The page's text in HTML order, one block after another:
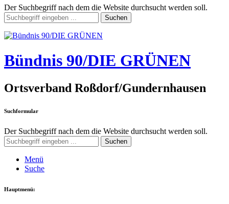
Der Suchbegriff nach dem die Website durchsucht werden soll.
Suchen
Bündnis 90/DIE GRÜNEN
Ortsverband Roßdorf/Gundernhausen
Suchformular
Der Suchbegriff nach dem die Website durchsucht werden soll.
Suchen
Menü
Suche
Hauptmenü: